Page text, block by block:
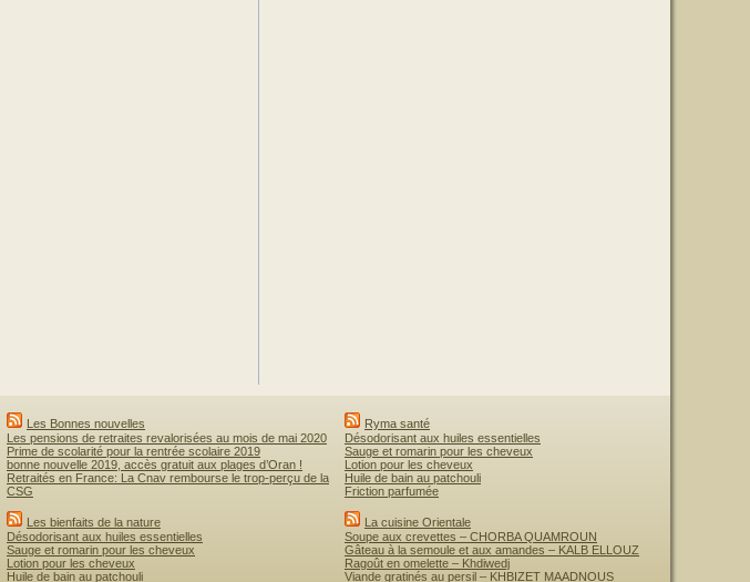
Les Bonnes nouvelles
Les pensions de retraites revalorisées au mois de mai 2020
Prime de scolarité pour la rentrée scolaire 2019
bonne nouvelle 2019, accès gratuit aux plages d’Oran !
Retraités en France: La Cnav rembourse le trop-perçu de la
CSG
Les bienfaits de la nature
Désodorisant aux huiles essentielles
Sauge et romarin pour les cheveux
Lotion pour les cheveux
Huile de bain au patchouli
Ryma santé
Désodorisant aux huiles essentielles
Sauge et romarin pour les cheveux
Lotion pour les cheveux
Huile de bain au patchouli
Friction parfumée
La cuisine Orientale
Soupe aux crevettes – CHORBA QUAMROUN
Gâteau à la semoule et aux amandes – KALB ELLOUZ
Ragoût en omelette – Khdiwedj
Viande gratinés au persil – KHBIZET MAADNOUS